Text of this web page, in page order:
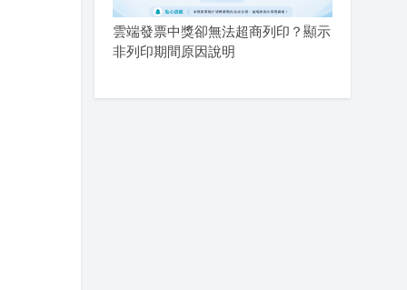
雲端發票中獎卻無法超商列印？顯示
非列印期間原因說明